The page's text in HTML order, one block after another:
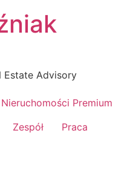
Estate Advisory
Nieruchomości Premium
Zespół
Praca